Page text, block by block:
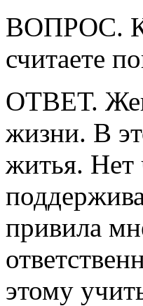
ВОПРОС.
считаете
ОТВЕТ.
жизни. В
житья. Нет
привила
этому